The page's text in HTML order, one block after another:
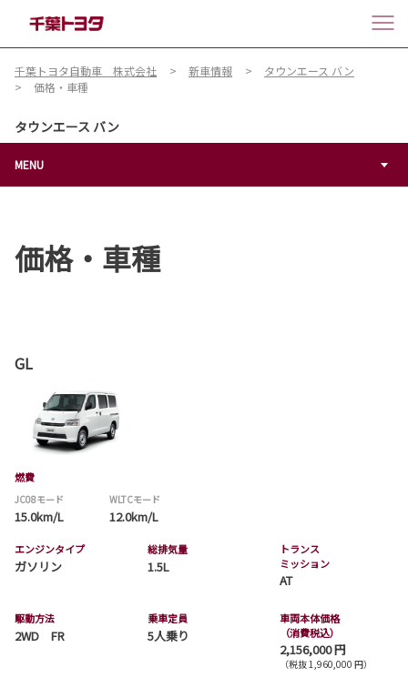
千葉トヨタ自動車 株式会社 新車情報
タウンエース バン
価格・車種
タウンエース バン
MENU
価格・車種
GL
燃費
JC08モード
15.0km/L
WLTCモード
12.0km/L
エンジンタイプ
ガソリン
総排気量
1.5L
トランス
ミッション
AT
駆動方法
2WD FR
乗車定員
5人乗り
車両本体価格
（消費税込）
2,156,000 円
（税抜 1,960,000 円）